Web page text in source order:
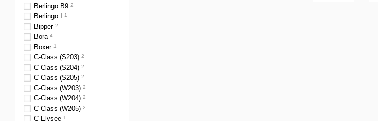
Berlingo B9 2
Berlingo I 1
Bipper 2
Bora 4
Boxer 1
C-Class (S203) 2
C-Class (S204) 2
C-Class (S205) 2
C-Class (W203) 2
C-Class (W204) 2
C-Class (W205) 2
C-Elysee 1